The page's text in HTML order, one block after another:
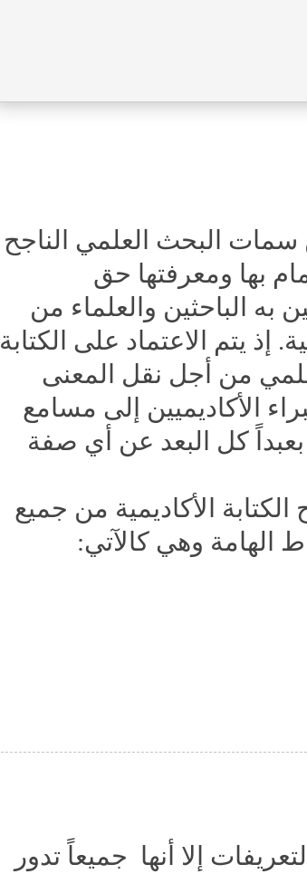
سمات البحث العلمي الناجح
بها ومعرفتها حق
الباحثين والعلماء من
إذ يتم الاعتماد على الكتابة
من أجل نقل المعنى
الأكاديميين إلى مسامع
بعبداً كل البعد عن أي صفة
الأكاديمية من جميع
الهامة وهي كالآتي:
إلا أنها جميعاً تدور